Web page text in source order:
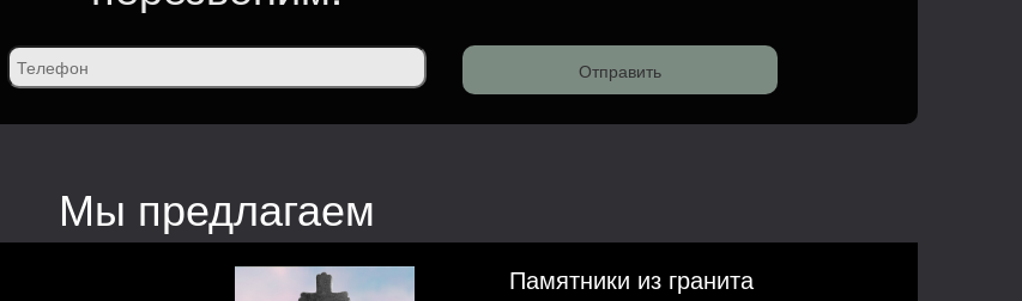
Мы предлагаем
Памятники из гранита